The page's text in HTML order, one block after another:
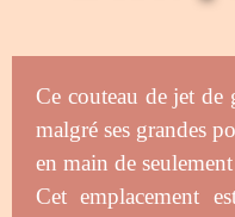
Ce couteau de jet de
malgré ses grandes
en main de
Cet emplacement